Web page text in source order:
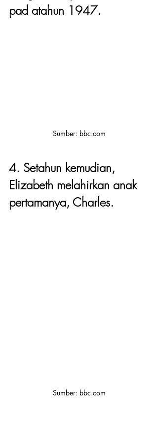
pad atahun 1947.
Sumber: bbc.com
4. Setahun kemudian,
Elizabeth melahirkan anak
pertamanya, Charles.
Sumber: bbc.com